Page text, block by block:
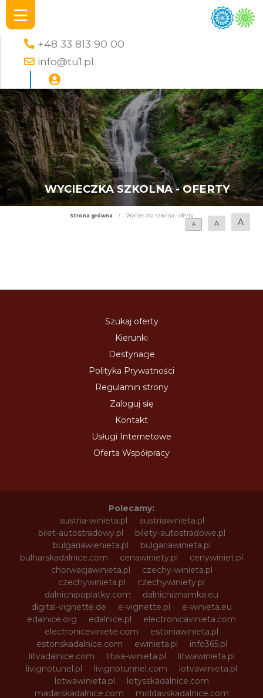
+48 33 813 90 00
info@tu1.pl
WYCIECZKA SZKOLNA - OFERTY
Strona główna /
Wycieczka szkolna - oferty
A
A A
Szukaj oferty
Kierunki
Destynacje
Polityka Prywatności
Regulamin strony
Zaloguj się
Kontakt
Usługi Internetowe
Oferta Współpracy
Polecamy:
austria-winieta.pl
austriawinieta.pl
bilet-autostradowy.pl
bilety-autostradowe.pl
bulgariawienieta.pl
bulgariawinieta.pl
bulharskadalnice.com
cenawiniety.pl
cenywiniet.pl
chorwacjawinieta.pl
czechy-winieta.pl
czechywinieta.pl
czechywiniety.pl
dalnicnipoplatky.com
dalnicniznamka.eu
digital-vignette.de
e-vignette.pl
e-winieta.eu
edalnice.org
edalnice.pl
electronicavinieta.com
electroniceviniete.com
estoniawinieta.pl
estonskadalnice.com
ewinieta.pl
info365.pl
litvadalnice.com
litwa-winieta.pl
litwawinieta.pl
livignotunel.pl
livignotunnel.com
lotvawinieta.pl
lotwawinieta.pl
lotysskadalnice.com
madarskadalnice.com
moldavskadalnice.com